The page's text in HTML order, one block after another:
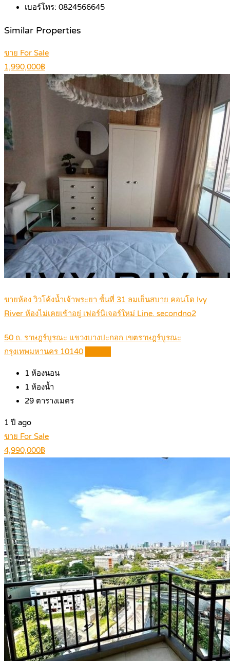
เบอร์โทร: 0824566645
Similar Properties
ขาย For Sale
1,990,000฿
ขายห้อง วิวโค้งน้ำเจ้าพระยา ชั้นที่ 31 ลมเย็นสบาย คอนโด Ivy
River ห้องไม่เคยเข้าอยู่ เฟอร์นิเจอร์ใหม่ Line. secondno2
50 ถ. ราษฎร์บูรณะ แขวงบางปะกอก เขตราษฎร์บูรณะ
กรุงเทพมหานคร 10140
1 ห้องนอน
1 ห้องน้ำ
29 ตารางเมตร
1 ปี ago
ขาย For Sale
4,990,000฿